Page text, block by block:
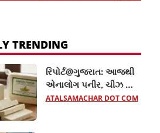
TRENDING
રિપોર્ટ@ગુજરાત: આજથી
એનાલોગ પનીર, ચીઝ અને
બટર પર પ્રતિબંધ, જન
ATALSAMACHAR DOT COM